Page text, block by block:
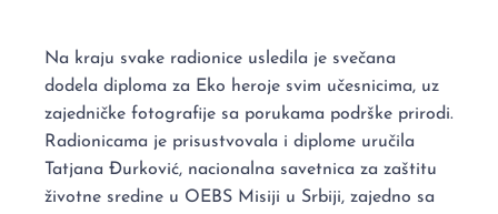
Na kraju svake radionice usledila je svečana
dodela diploma za Eko heroje svim učesnicima, uz
zajedničke fotografije sa porukama podrške prirodi.
Radionicama je prisustvovala i diplome uručila
Tatjana Đurković, nacionalna savetnica za zaštitu
životne sredine u OEBS Misiji u Srbiji, zajedno sa